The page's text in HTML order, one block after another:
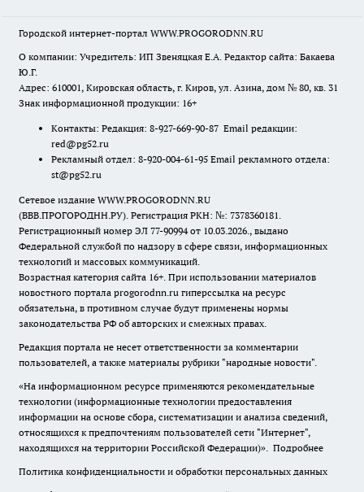
Городской интернет-портал WWW.PROGORODNN.RU
О компании: Учредитель: ИП Звеняцкая Е.А. Редактор сайта: Бакаева
Ю.Г.
Адрес: 610001, Кировская область, г. Киров, ул. Азина, дом № 80, кв. 31
Знак информационной продукции: 16+
Контакты: Редакция: 8-927-669-90-87 Email редакции:
red@pg52.ru
Рекламный отдел: 8-920-004-61-95 Email рекламного отдела:
st@pg52.ru
Сетевое издание WWW.PROGORODNN.RU
(ВВВ.ПРОГОРОДНН.РУ). Регистрация РКН: №: 7378360181.
Регистрационный номер ЭЛ 77-90994 от 10.03.2026., выдано
Федеральной службой по надзору в сфере связи, информационных
технологий и массовых коммуникаций.
Возрастная категория сайта 16+. При использовании материалов
новостного портала progorodnn.ru гиперссылка на ресурс
обязательна, в противном случае будут применены нормы
законодательства РФ об авторских и смежных правах.
Редакция портала не несет ответственности за комментарии
пользователей, а также материалы рубрики "народные новости".
«На информационном ресурсе применяются рекомендательные
технологии (информационные технологии предоставления
информации на основе сбора, систематизации и анализа сведений,
относящихся к предпочтениям пользователей сети "Интернет",
находящихся на территории Российской Федерации)». Подробнее
Политика конфиденциальности и обработки персональных данных